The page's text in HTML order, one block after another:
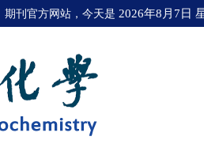
刊官方网站，今天是 2026年8月7日